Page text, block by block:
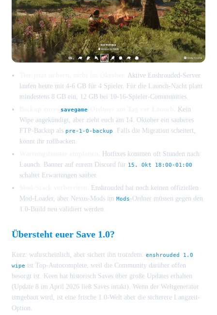
Aktive Enshrouded-Server
laufen heute mit 4-6 GB für 4 Spieler. Für die Launch-Nacht plant
mindestens 8 GB ein, 12 GB bei 10-16-Spieler-Communities.
savegame
Kein
Wipe angekündigt, aber zieht euch am 14. Oktober ein sauberes
FTP-Backup als pre-1-0-backup
. Falls die Migration scheitert,
könnt ihr rollbacken.
Hotfixes kommen oft Stunden nach
Launch. Banner auf eurem Discord für 15. Okt 18:00-01:00
schaltet Erwartungen sauber.
Enshrouded hat noch keinen offiziellen
Mod-Loader, aber Nexus-Mods im Mods-Ordner müssen gegen den
1.0-Build neu validiert werden.
Übersteht euer Save 1.0?
Kurz: wahrscheinlich, aber sichert ihn trotzdem. enshrouded 1.0
wipe ist Top-Autocomplete, weil die Community darüber offen
besorgt ist. Keen hat historisch Saves über große Updates erhalten
(Update 8 im April 2026 ließ Saves intakt). Wenn der Weltgenerator
umgebaut wird, ist eine frische 1.0-Welt aber die sicherere Langzeit-
Option.